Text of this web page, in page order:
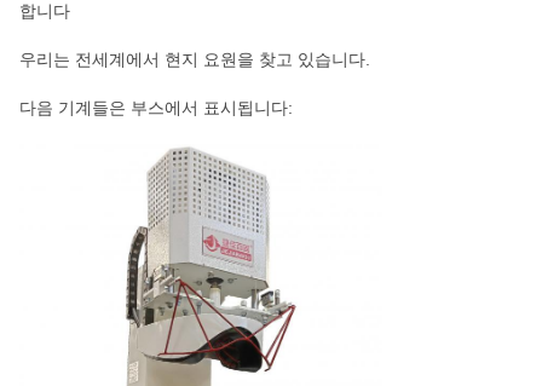
합니다
우리는 전세계에서 현지 요원을 찾고 있습니다.
다음 기계들은 부스에서 표시됩니다: